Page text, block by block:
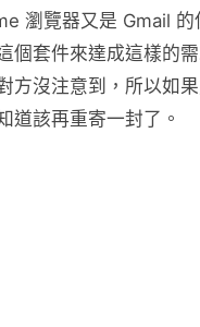
瀏覽器又是 Gmail 的
個套件來達成這樣的
方沒注意到，所以如
道該再重寄一封了。